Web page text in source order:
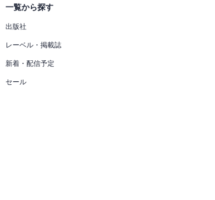
一覧から探す
出版社
レーベル・掲載誌
新着・配信予定
セール